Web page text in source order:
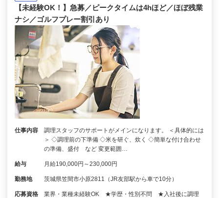
【未経験OK！】急募／ピークタイムは4hほど／ほぼ残業
ナシ／ゴルフプレー割引あり
仕事内容
調理スタッフのサポートがメインになります。 ＜具体的には
＞ ◇調理前の下準備 ◇米を研ぐ、炊く ◇簡単な付け合わせ
の準備、盛付 など 変更範囲…
給与 月給190,000円～230,000円
勤務地 茨城県笠間市小原2811（JR友部駅から車で10分）
応募資格
業界・業種未経験OK ★学歴・性別不問 ★入社後に調理